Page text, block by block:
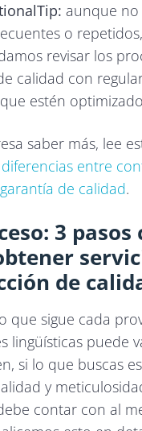
aunque no
o repetidos,
revisar los
calidad con
estén
saber más, lee
diferencias entre
de calidad.
3 pasos
de
que sigue cada
lingüísticas puede
si lo que buscas es
y
contar con al